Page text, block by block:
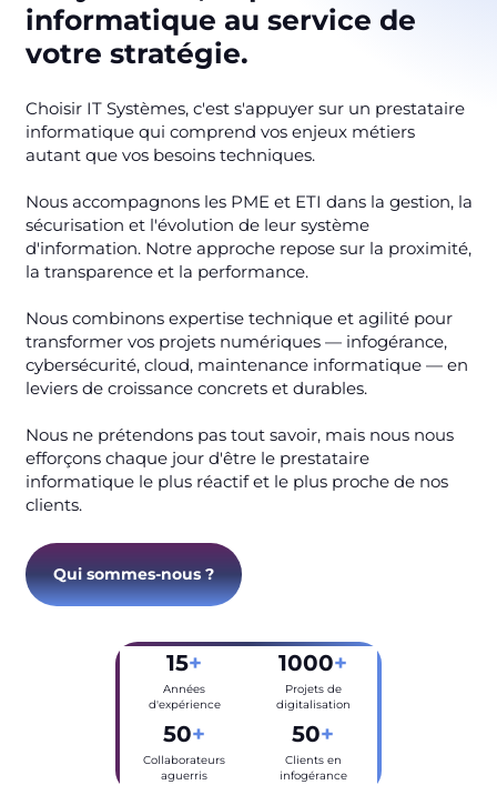
informatique au service de
votre stratégie.
Choisir IT Systèmes, c'est s'appuyer sur un prestataire
informatique qui comprend vos enjeux métiers
autant que vos besoins techniques.
Nous accompagnons les PME et ETI dans la gestion, la
sécurisation et l'évolution de leur système
d'information. Notre approche repose sur la proximité,
la transparence et la performance.
Nous combinons expertise technique et agilité pour
transformer vos projets numériques — infogérance,
cybersécurité, cloud, maintenance informatique — en
leviers de croissance concrets et durables.
Nous ne prétendons pas tout savoir, mais nous nous
efforçons chaque jour d'être le prestataire
informatique le plus réactif et le plus proche de nos
clients.
Qui sommes-nous ?
15+
Années
d'expérience
1000+
Projets de
digitalisation
50+
Collaborateurs
aguerris
50+
Clients en
infogérance